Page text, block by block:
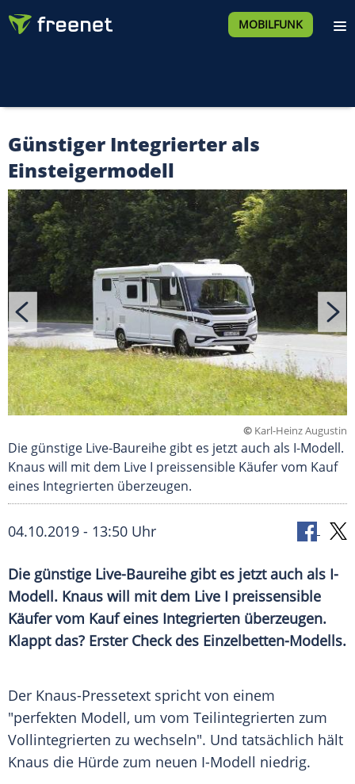
MOBILFUNK
Günstiger Integrierter als
Einsteigermodell
© Karl-Heinz Augustin
Die günstige Live-Baureihe gibt es jetzt auch als I-Modell.
Knaus will mit dem Live I preissensible Käufer vom Kauf
eines Integrierten überzeugen.
04.10.2019 - 13:50 Uhr
Die günstige Live-Baureihe gibt es jetzt auch als I-
Modell. Knaus will mit dem Live I preissensible
Käufer vom Kauf eines Integrierten überzeugen.
Klappt das? Erster Check des Einzelbetten-Modells.
Der Knaus-Pressetext spricht von einem
"perfekten Modell, um vom Teilintegrierten zum
Vollintegrierten zu wechseln". Und tatsächlich hält
Knaus die Hürde zum neuen I-Modell niedrig.